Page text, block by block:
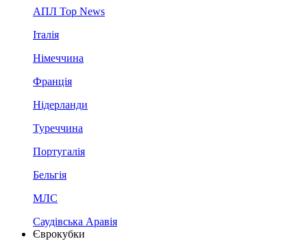
АПЛ Top News
Італія
Німеччина
Франція
Нідерланди
Туреччина
Португалія
Бельгія
МЛС
Саудівська Аравія
Єврокубки